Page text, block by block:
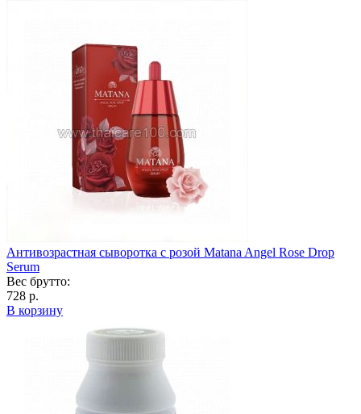
Антивозрастная сыворотка с розой Matana Angel Rose Drop
Serum
Вес брутто:
728 р.
В корзину